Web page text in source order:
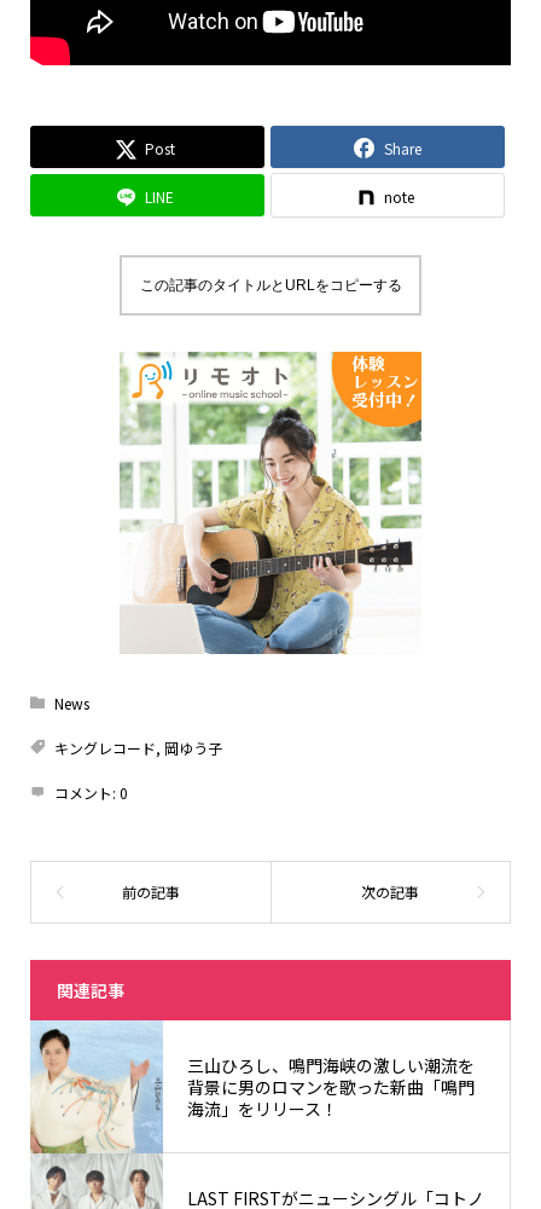
Post Share
LINE note
この記事のタイトルとURLをコピーする
News
キングレコード, 岡ゆう子
コメント: 0
関連記事
三山ひろし、鳴門海峡の激しい潮流を
背景に男のロマンを歌った新曲「鳴門
海流」をリリース！
LAST FIRSTがニューシングル「コトノ